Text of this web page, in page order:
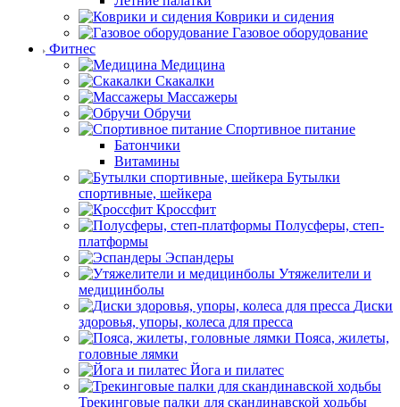
Коврики и сидения
Газовое оборудование
Фитнес
Медицина
Скакалки
Массажеры
Обручи
Спортивное питание
Батончики
Витамины
Бутылки
спортивные, шейкера
Кроссфит
Полусферы, степ-
платформы
Эспандеры
Утяжелители и
медицинболы
Диски
здоровья, упоры, колеса для пресса
Пояса, жилеты,
головные лямки
Йога и пилатес
Трекинговые палки для скандинавской ходьбы